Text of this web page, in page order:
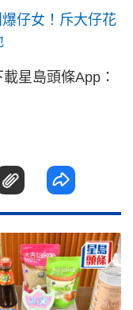
仔女！斥大仔花
星島頭條App：